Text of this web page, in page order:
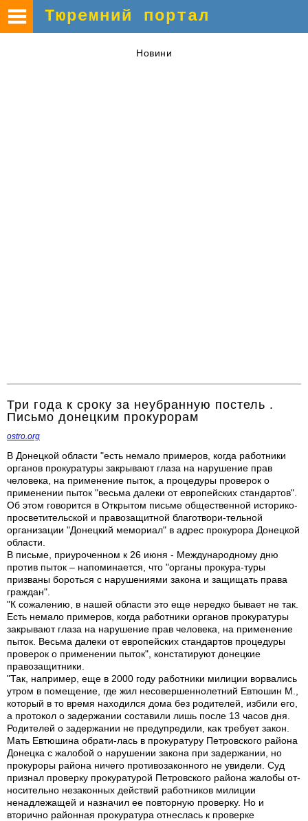
Тюремний портал
Новини
Три года к сроку за неубранную постель .
Письмо донецким прокурорам
ostro.org
В Донецкой области "есть немало примеров, когда работники
органов прокуратуры закрывают глаза на нарушение прав
человека, на применение пыток, а процедуры проверок о
применении пыток "весьма далеки от европейских стандартов".
Об этом говорится в Открытом письме общественной историко-
просветительской и правозащитной благотвори-тельной
организации "Донецкий мемориал" в адрес прокурора Донецкой
области.
В письме, приуроченном к 26 июня - Международному дню
против пыток – напоминается, что "органы прокура-туры
призваны бороться с нарушениями закона и защищать права
граждан".
"К сожалению, в нашей области это еще нередко бывает не так.
Есть немало примеров, когда работники органов прокуратуры
закрывают глаза на нарушение прав человека, на применение
пыток. Весьма далеки от европейских стандартов процедуры
проверок о применении пыток", констатируют донецкие
правозащитники.
"Так, например, еще в 2000 году работники милиции ворвались
утром в помещение, где жил несовершеннолетний Евтюшин М.,
который в то время находился дома без родителей, избили его,
а протокол о задержании составили лишь после 13 часов дня.
Родителей о задержании не предупредили, как требует закон.
Мать Евтюшина обрати-лась в прокуратуру Петровского района
Донецка с жалобой о нарушении закона при задержании, но
прокуроры района ничего противозаконного не увидели. Суд
признал проверку прокуратурой Петровского района жалобы от-
носительно незаконных действий работников милиции
ненадлежащей и назначил ее повторную проверку. Но и
вторично районная прокуратура отнеслась к проверке